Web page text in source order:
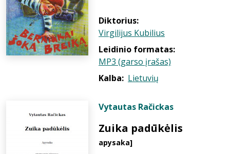
Diktorius:
Virgilijus Kubilius
Leidinio formatas:
MP3 (garso įrašas)
Kalba: Lietuvių
Vytautas Račickas
Zuika padūkėlis
apysaka]